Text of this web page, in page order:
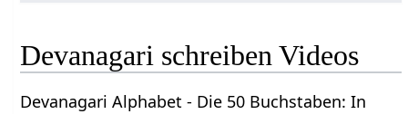
Devanagari schreiben Videos
Devanagari Alphabet - Die 50 Buchstaben: In